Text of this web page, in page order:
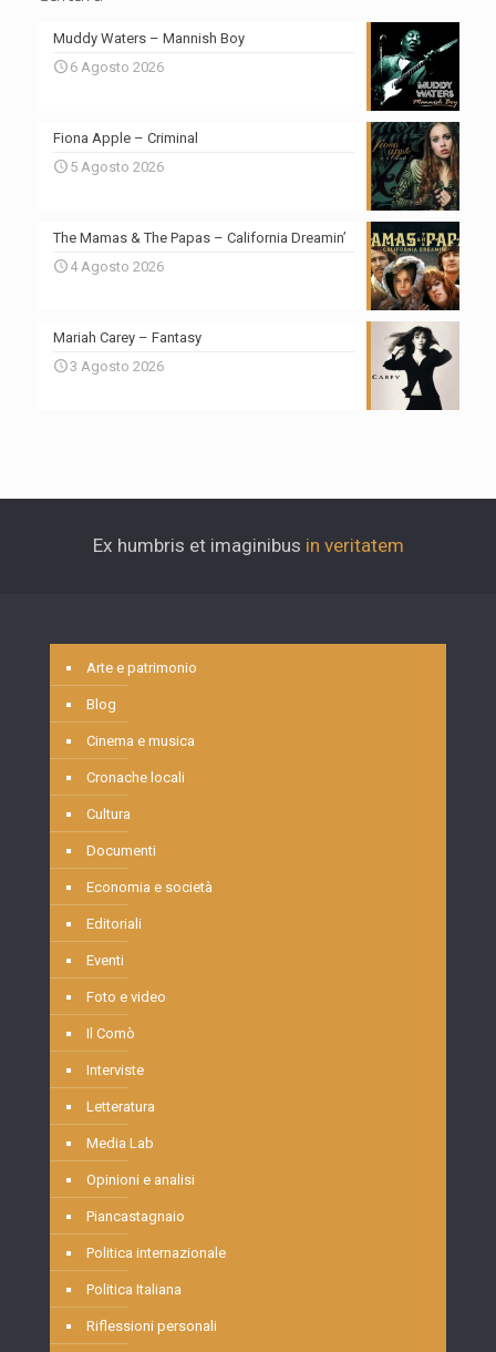
Muddy Waters – Mannish Boy
6 Agosto 2026
Fiona Apple – Criminal
5 Agosto 2026
The Mamas & The Papas – California Dreamin’
4 Agosto 2026
Mariah Carey – Fantasy
3 Agosto 2026
Ex humbris et imaginibus in veritatem
Arte e patrimonio
Blog
Cinema e musica
Cronache locali
Cultura
Documenti
Economia e società
Editoriali
Eventi
Foto e video
Il Comò
Interviste
Letteratura
Media Lab
Opinioni e analisi
Piancastagnaio
Politica internazionale
Politica Italiana
Riflessioni personali